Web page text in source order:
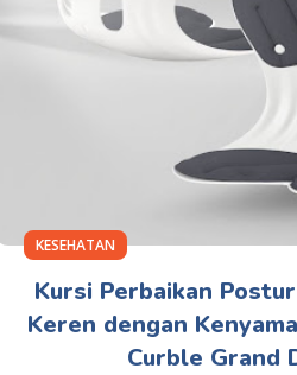
KESEHATAN
Kursi Perbaikan
Keren dengan
Curble Grand